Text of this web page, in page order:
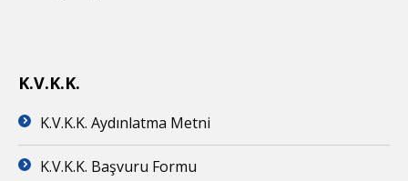
K.V.K.K.
K.V.K.K. Aydınlatma Metni
K.V.K.K. Başvuru Formu